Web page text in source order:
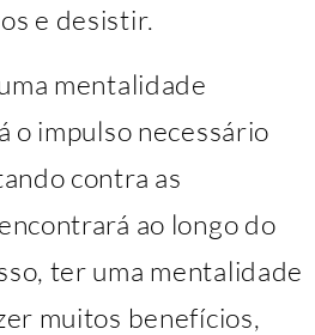
e desistir.
mentalidade
o impulso necessário
contra as
ao longo do
ter uma mentalidade
muitos benefícios,